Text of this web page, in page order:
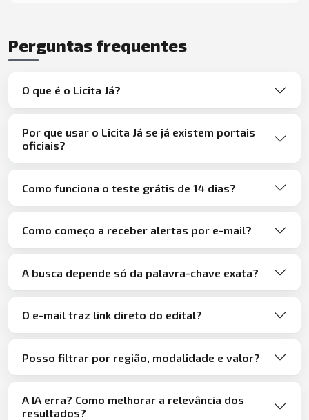
Perguntas frequentes
O que é o Licita Já?
Por que usar o Licita Já se já existem portais
oficiais?
Como funciona o teste grátis de 14 dias?
Como começo a receber alertas por e-mail?
A busca depende só da palavra-chave exata?
O e-mail traz link direto do edital?
Posso filtrar por região, modalidade e valor?
A IA erra? Como melhorar a relevância dos
resultados?